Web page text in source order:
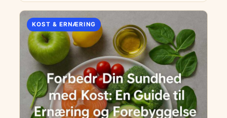
inflammatorisk kost fremhæves som en metode
til at reducere betændelse og forebygge
sygdomme. Essentielle vitaminer og mineraler,
som D-vitamin og B12, understreges for deres
vigtige roller i kroppens funktion. Der gives
strategier til at skabe effektive kostplaner for
vægttab, der inkluderer protein og fiber.
Artiklen diskuterer også de sundhedsmæssige
KOST & ERNÆRING